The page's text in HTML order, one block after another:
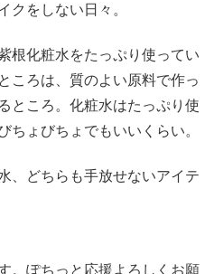
クをしない日々。
根化粧水をたっぷり使ってい
ころは、質のよい原料で作っ
ところ。化粧水はたっぷり使
ちょびちょでもいいくらい。
、どちらも手放せないアイテ
。ぽちっと応援よろしくお願